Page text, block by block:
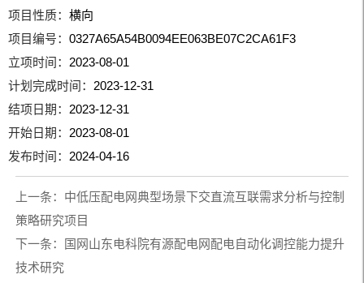
项目性质：横向
项目编号：0327A65A54B0094EE063BE07C2CA61F3
立项时间： 2023-08-01
计划完成时间： 2023-12-31
结项日期： 2023-12-31
开始日期： 2023-08-01
发布时间： 2024-04-16
上一条： 中低压配电网典型场景下交直流互联需求分析与控制
策略研究项目
下一条：
国网山东电科院有源配电网配电自动化调控能力提升
技术研究